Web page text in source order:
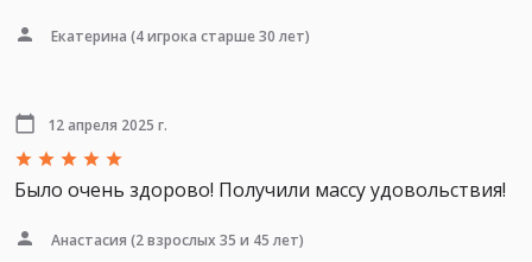
Екатерина (4 игрока старше 30 лет)
12 апреля 2025 г.
Было очень здорово! Получили массу удовольствия!
Анастасия (2 взрослых 35 и 45 лет)